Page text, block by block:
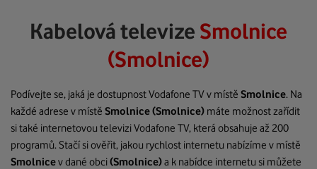
Kabelová televize Smolnice
(Smolnice)
Podívejte se, jaká je dostupnost Vodafone TV v místě Smolnice. Na
každé adrese v místě Smolnice(Smolnice) máte možnost zařídit
si také internetovou televizi Vodafone TV, která obsahuje až 200
programů. Stačí si ověřit, jakou rychlost internetu nabízíme v místě
Smolnicev dané obci(Smolnice)a k nabídce internetu si můžete